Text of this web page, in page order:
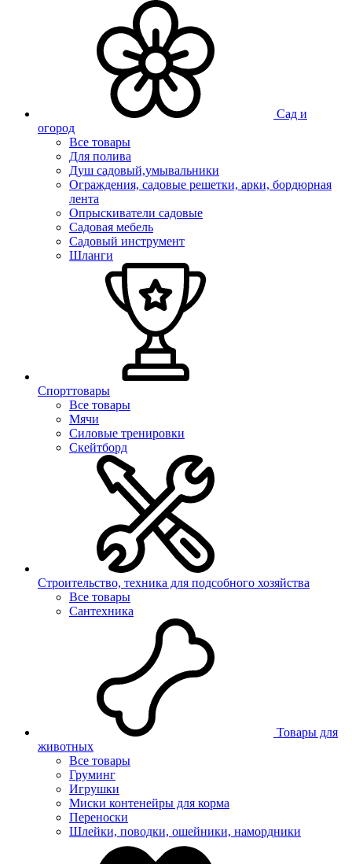
Сад и
огород
Все товары
Для полива
Душ садовый,умывальники
Ограждения, садовые решетки, арки, бордюрная
лента
Опрыскиватели садовые
Садовая мебель
Садовый инструмент
Шланги
Спорттовары
Все товары
Мячи
Силовые тренировки
Скейтборд
Строительство, техника для подсобного хозяйства
Все товары
Сантехника
Товары для
животных
Все товары
Груминг
Игрушки
Миски контенейры для корма
Переноски
Шлейки, поводки, ошейники, намордники